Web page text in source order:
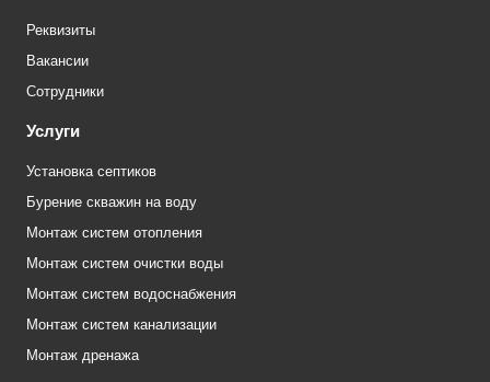
Реквизиты
Вакансии
Сотрудники
Услуги
Установка септиков
Бурение скважин на воду
Монтаж систем отопления
Монтаж систем очистки воды
Монтаж систем водоснабжения
Монтаж систем канализации
Монтаж дренажа